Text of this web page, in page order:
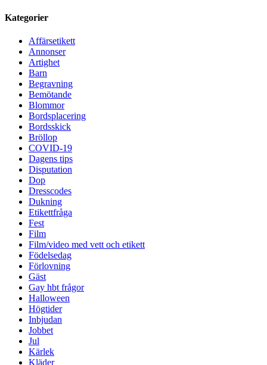
Kategorier
Affärsetikett
Annonser
Artighet
Barn
Begravning
Bemötande
Blommor
Bordsplacering
Bordsskick
Bröllop
COVID-19
Dagens tips
Disputation
Dop
Dresscodes
Dukning
Etikettfråga
Fest
Film
Film/video med vett och etikett
Födelsedag
Förlovning
Gäst
Gay hbt frågor
Halloween
Högtider
Inbjudan
Jobbet
Jul
Kärlek
Kläder